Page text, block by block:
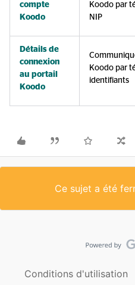
compte
Koodo
Koodo par
NIP
Détails de
connexion
au portail
Koodo
Koodo par
identifiants
Ce sujet a été
Conditions d'utilisation